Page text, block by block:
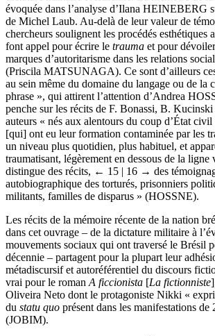
évoquée dans l’analyse d’Ilana HEINEBERG
de Michel Laub. Au-delà de leur valeur de
chercheurs soulignent les procédés esthétiques
font appel pour écrire le trauma et pour
marques d’autoritarisme dans les relations
(Priscila MATSUNAGA). Ce sont d’ailleurs
au sein même du domaine du langage ou de la
phrase », qui attirent l’attention d’Andrea
penche sur les récits de F. Bonassi, B.
auteurs « nés aux alentours du coup d’État
[qui] ont eu leur formation contaminée par les
un niveau plus quotidien, plus habituel, et
traumatisant, légèrement en dessous de la ligne
distingue des récits, ← 15 | 16 → des
autobiographique des torturés, prisonniers
militants, familles de disparus » (HOSSNE).
Les récits de la mémoire récente de la nation
dans cet ouvrage – de la dictature militaire à
mouvements sociaux qui ont traversé le Brésil
décennie – partagent pour la plupart leur
métadiscursif et autoréférentiel du discours
vrai pour le roman A ficcionista [La fictionniste
Oliveira Neto dont le protagoniste Nikki «
du statu quo présent dans les manifestations de
(JOBIM).